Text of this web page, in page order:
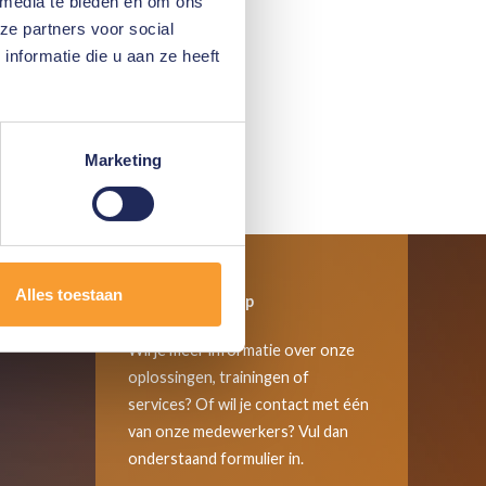
partners voor social
die u aan ze heeft
Marketing
Alles toestaan Neem contact op
Wil je meer informatie over onze
oplossingen, trainingen of
services? Of wil je contact met één
van onze medewerkers? Vul dan
onderstaand formulier in.